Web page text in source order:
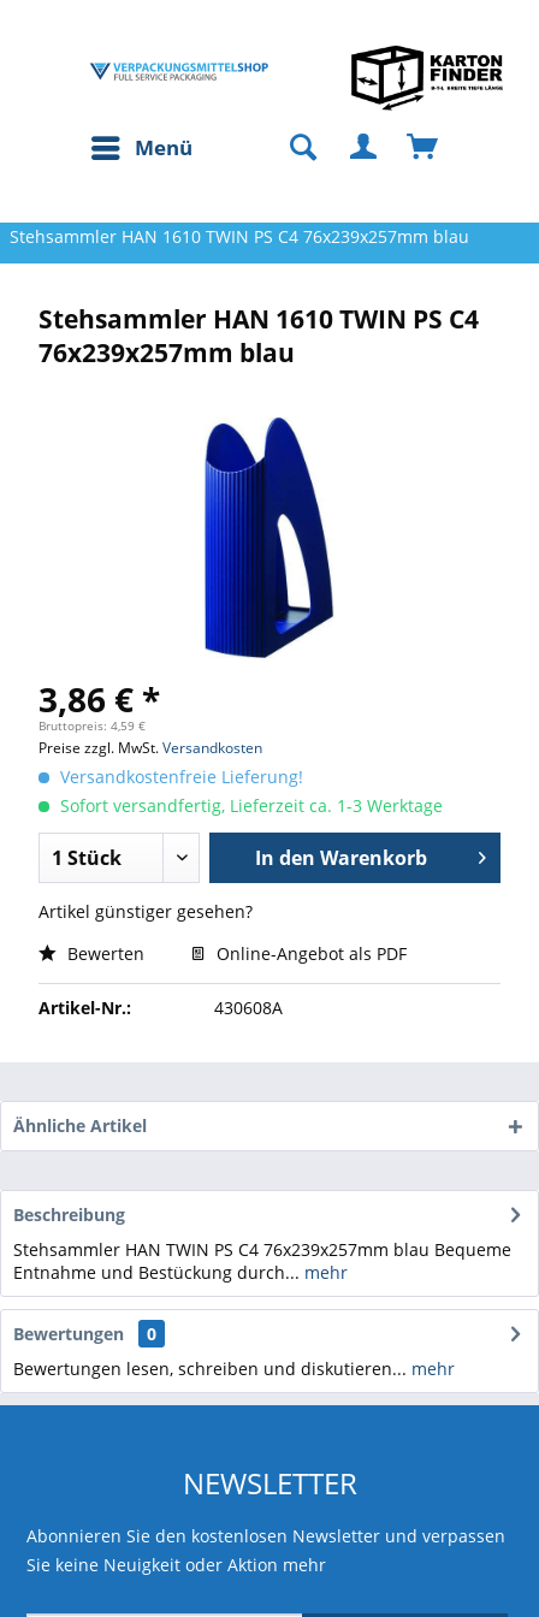
Menü
Stehsammler HAN 1610 TWIN PS C4 76x239x257mm blau
Stehsammler HAN 1610 TWIN PS C4
76x239x257mm blau
3,86 € *
Bruttopreis: 4,59 €
Preise zzgl. MwSt.Versandkosten
Versandkostenfreie Lieferung!
Sofort versandfertig, Lieferzeit ca. 1-3 Werktage
In den Warenkorb
Artikel günstiger gesehen?
Bewerten
Online-Angebot als PDF
Artikel-Nr.: 430608A
Ähnliche Artikel
Beschreibung
Stehsammler HAN TWIN PS C4 76x239x257mm blau Bequeme
Entnahme und Bestückung durch... mehr
Bewertungen
0
Bewertungen lesen, schreiben und diskutieren... mehr
NEWSLETTER
Abonnieren Sie den kostenlosen Newsletter und verpassen
Sie keine Neuigkeit oder Aktion mehr